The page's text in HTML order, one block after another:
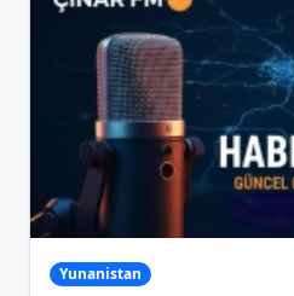
Yunanistan